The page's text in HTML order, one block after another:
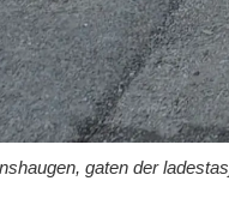
gaten der